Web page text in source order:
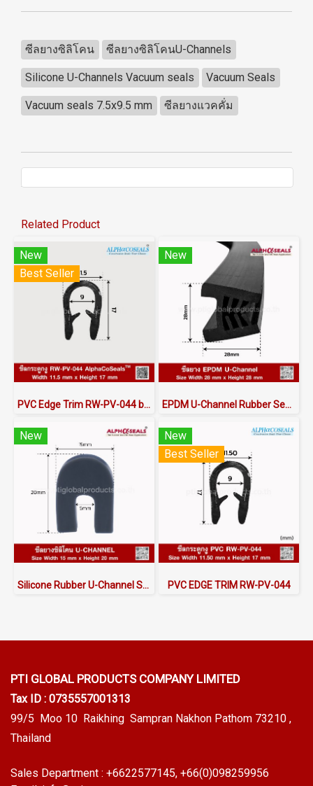
ซีลยางซิลิโคน ซีลยางซิลิโคนU-Channels
Silicone U-Channels Vacuum seals Vacuum Seals
Vacuum seals 7.5x9.5 mm ซีลยางแวคคั่ม
Related Product
New
Best Seller
PVC Edge Trim RW-PV-044 by AlphaCoSeals™
New
EPDM U-Channel Rubber Seal 28x28mm
New
Silicone Rubber U-Channel Seal 15×20 mm | AlphaSeals® Thailand
New
Best Seller
PVC EDGE TRIM RW-PV-044
PTI GLOBAL PRODUCTS COMPANY LIMITED
Tax ID : 0735557001313
99/5 Moo 10 Raikhing Sampran Nakhon Pathom 73210 ,
Thailand
Sales Department : +6622577145, +66(0)098259956